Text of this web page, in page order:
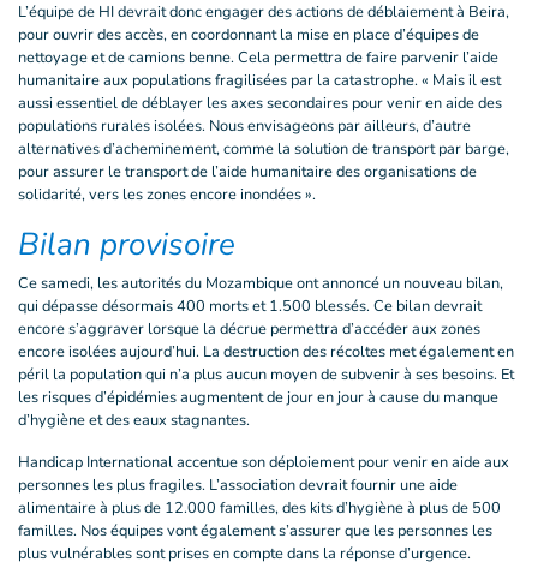
L’équipe de HI devrait donc engager des actions de déblaiement à Beira,
pour ouvrir des accès, en coordonnant la mise en place d’équipes de
nettoyage et de camions benne. Cela permettra de faire parvenir l’aide
humanitaire aux populations fragilisées par la catastrophe. « Mais il est
aussi essentiel de déblayer les axes secondaires pour venir en aide des
populations rurales isolées. Nous envisageons par ailleurs, d’autre
alternatives d’acheminement, comme la solution de transport par barge,
pour assurer le transport de l’aide humanitaire des organisations de
solidarité, vers les zones encore inondées ».
Bilan provisoire
Ce samedi, les autorités du Mozambique ont annoncé un nouveau bilan,
qui dépasse désormais 400 morts et 1.500 blessés. Ce bilan devrait
encore s’aggraver lorsque la décrue permettra d’accéder aux zones
encore isolées aujourd’hui. La destruction des récoltes met également en
péril la population qui n’a plus aucun moyen de subvenir à ses besoins. Et
les risques d’épidémies augmentent de jour en jour à cause du manque
d’hygiène et des eaux stagnantes.
Handicap International accentue son déploiement pour venir en aide aux
personnes les plus fragiles. L’association devrait fournir une aide
alimentaire à plus de 12.000 familles, des kits d’hygiène à plus de 500
familles. Nos équipes vont également s’assurer que les personnes les
plus vulnérables sont prises en compte dans la réponse d’urgence.